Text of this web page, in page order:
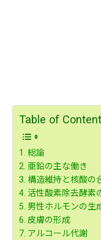
Table of
総論
亜鉛の主な働き
構造維持と核酸の
活性酸素除去酵素
男性ホルモンの生
皮膚の形成
アルコール代謝